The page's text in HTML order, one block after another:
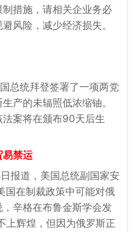
措施，请相关企业务必
风险，减少经济损失。
总统拜登签署了一项两党
产的未辐照低浓缩铀。
案将在颁布90天后生
易禁运
报道，美国总统副国家安
国在制裁政策中可能对俄
辛格在布鲁金斯学会发
上辉煌，但因为俄罗斯正